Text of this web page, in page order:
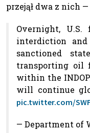
przejął dwa z nich
Overnight,
interdiction
sanctioned
transporting oil
within the
will continue
pic.twitter.com/
— Department of